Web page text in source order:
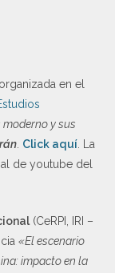
en el
y sus
Click aquí . La
de youtube del
(CeRPI, IRI –
«El escenario
impacto en la